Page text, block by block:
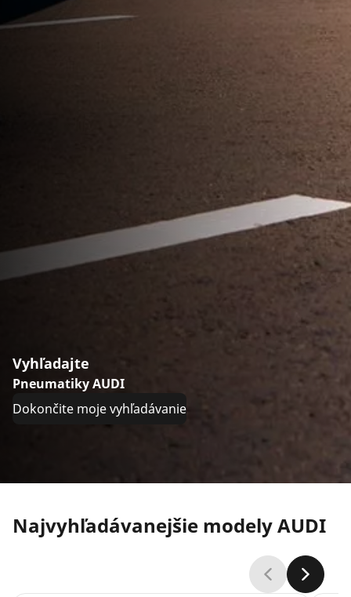
Vyhľadajte
Pneumatiky AUDI
Dokončite moje vyhľadávanie
Najvyhľadávanejšie modely AUDI